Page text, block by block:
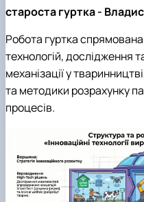
староста гуртка -
Робота гуртка
технологій, дослідження
механізації у
та методики розрахунку
процесів.